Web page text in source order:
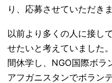
り、応募させていただきま
以前より多くの人に接し
せたいと考えていました
間休学し、NGO国際ボ
アフガニスタンでボラン